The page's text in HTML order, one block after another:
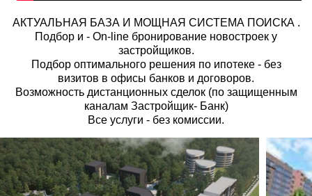
АКТУАЛЬНАЯ БАЗА И МОЩНАЯ СИСТЕМА ПОИСКА .
Подбор и - On-line бронирование новостроек у
застройщиков.
Подбор оптимального решения по ипотеке - без
визитов в офисы банков и договоров.
Возможность дистанционных сделок (по защищенным
каналам Застройщик- Банк)
Все услуги - без комиссии.